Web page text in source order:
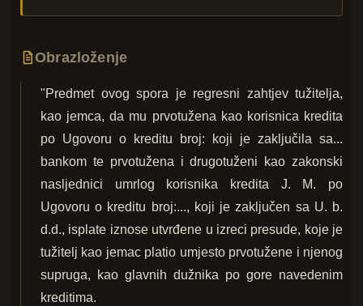
Obrazloženje
"Predmet ovog spora je regresni zahtjev tužitelja,
kao jemca, da mu prvotužena kao korisnica kredita
po Ugovoru o kreditu broj: koji je zaključila sa...
bankom te prvotužena i drugotuženi kao zakonski
nasljednici umrlog korisnika kredita J. M. po
Ugovoru o kreditu broj:..., koji je zaključen sa U. b.
d.d., isplate iznose utvrđene u izreci presude, koje je
tužitelj kao jemac platio umjesto prvotužene i njenog
supruga, kao glavnih dužnika po gore navedenim
kreditima.